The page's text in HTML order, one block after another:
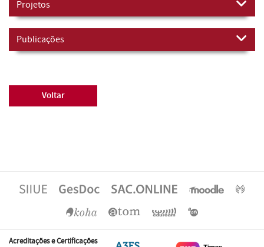
Projetos
Publicações
Voltar
Acreditações e Certificações